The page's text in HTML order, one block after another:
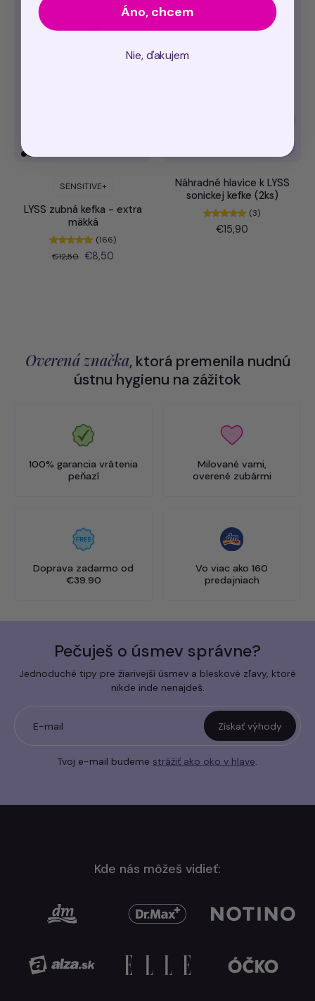
SENSITIVE+
LYSS zubná kefka - extra
mäkká
(166)
€12,50 €8,50
Náhradné hlavice k LYSS
sonickej kefke (2ks)
(3)
€15,90
Overená značka, ktorá premenila nudnú
ústnu hygienu na zážitok
100% garancia vrátenia
peňazí
Milované vami,
overené zubármi
Doprava zadarmo od
€39.90
Vo viac ako 160
predajniach
Pečuješ o úsmev správne?
Jednoduché tipy pre žiarivejší úsmev a bleskové zľavy, ktoré
nikde inde nenajdeš.
E-mail Získať výhody
Tvoj e-mail budeme strážiť ako oko v hlave.
Kde nás môžeš vidieť:
Áno, chcem
Nie, ďakujem